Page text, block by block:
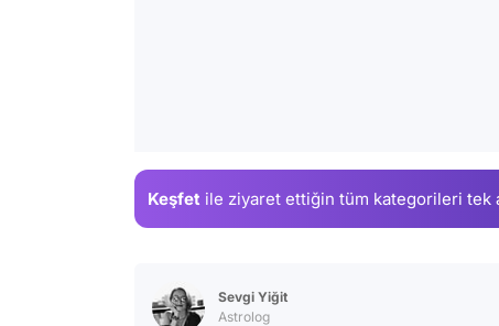
Keşfet ile ziyaret ettiğin tüm kategorileri tek
Sevgi Yiğit
Astrolog